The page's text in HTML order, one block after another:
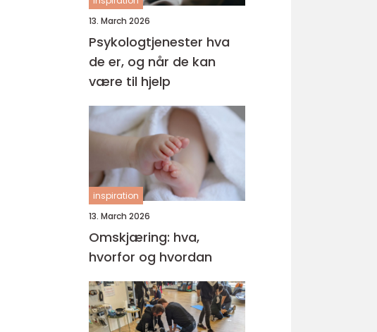
13. March 2026
Psykologtjenester hva
de er, og når de kan
være til hjelp
inspiration
13. March 2026
Omskjæring: hva,
hvorfor og hvordan